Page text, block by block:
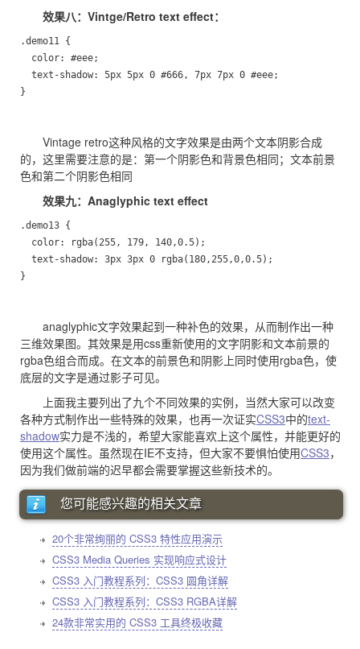
效果八：Vintge/Retro text effect：
.demo11 {
  color: #eee;
  text-shadow: 5px 5px 0 #666, 7px 7px 0 #eee;
}
Vintage retro这种风格的文字效果是由两个文本阴影合成
的，这里需要注意的是：第一个阴影色和背景色相同；文本前景
色和第二个阴影色相同
效果九：Anaglyphic text effect
.demo13 {
  color: rgba(255, 179, 140,0.5);
  text-shadow: 3px 3px 0 rgba(180,255,0,0.5);
}
anaglyphic文字效果起到一种补色的效果，从而制作出一种
三维效果图。其效果是用css重新使用的文字阴影和文本前景的
rgba色组合而成。在文本的前景色和阴影上同时使用rgba色，使
底层的文字是通过影子可见。
上面我主要列出了九个不同效果的实例，当然大家可以改变
各种方式制作出一些特殊的效果，也再一次证实CSS3中的text-
shadow实力是不浅的，希望大家能喜欢上这个属性，并能更好的
使用这个属性。虽然现在IE不支持，但大家不要惧怕使用CSS3，
因为我们做前端的迟早都会需要掌握这些新技术的。
您可能感兴趣的相关文章
20个非常绚丽的 CSS3 特性应用演示
CSS3 Media Queries 实现响应式设计
CSS3 入门教程系列：CSS3 圆角详解
CSS3 入门教程系列：CSS3 RGBA详解
24款非常实用的 CSS3 工具终极收藏